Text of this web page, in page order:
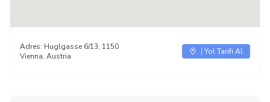
Adres: Huglgasse 6/13, 1150
Vienna, Austria
Yol Tarifi Al